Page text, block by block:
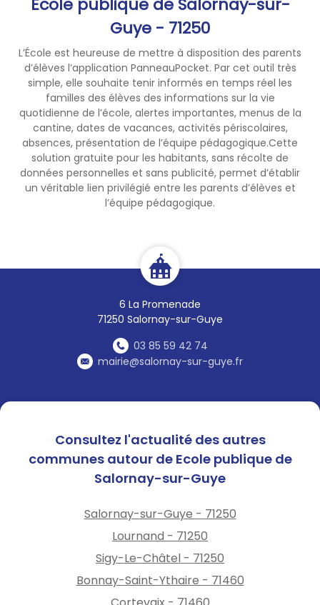
Guye - 71250
L’École est heureuse de mettre à disposition des parents
d’élèves l’application PanneauPocket. Par cet outil très
simple, elle souhaite tenir informés en temps réel les
familles des élèves des informations sur la vie
quotidienne de l’école, alertes importantes, menus de la
cantine, dates de vacances, activités périscolaires,
absences, présentation de l’équipe pédagogique.Cette
solution gratuite pour les habitants, sans récolte de
données personnelles et sans publicité, permet d’établir
un véritable lien privilégié entre les parents d’élèves et
l’équipe pédagogique.
6 La Promenade
71250 Salornay-sur-Guye
03 85 59 42 74
mairie@salornay-sur-guye.fr
Consultez l'actualité des autres
communes autour de Ecole publique de
Salornay-sur-Guye
Salornay-sur-Guye - 71250
Lournand - 71250
Sigy-Le-Châtel - 71250
Bonnay-Saint-Ythaire - 71460